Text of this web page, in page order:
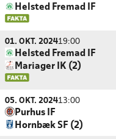
Helsted Fremad IF
01. OKT. 202419:00
Helsted Fremad IF
Mariager IK (2)
05. OKT. 202413:00
Purhus IF
Hornbæk SF (2)